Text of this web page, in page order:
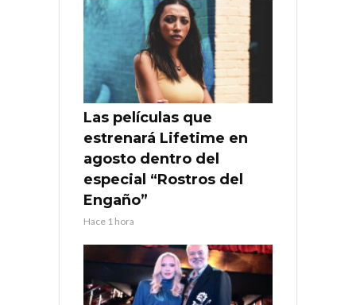
Las películas que
estrenará Lifetime en
agosto dentro del
especial “Rostros del
Engaño”
Hace 1 hora